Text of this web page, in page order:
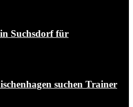
Suchsdorf für
suchen Trainer